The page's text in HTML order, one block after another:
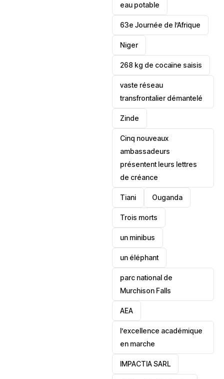
eau potable
63e Journée de l’Afrique
‎Niger
268 kg de cocaïne saisis
vaste réseau
transfrontalier démantelé
Zinde
Cinq nouveaux
ambassadeurs
présentent leurs lettres
de créance
Tiani ‎Ouganda
Trois morts
un minibus
un éléphant
parc national de
Murchison Falls
AEA
l’excellence académique
en marche
IMPACTIA SARL